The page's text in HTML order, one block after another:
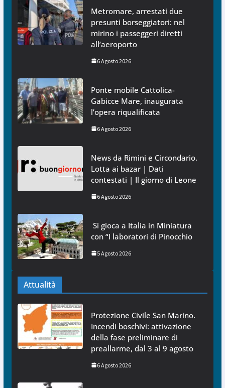
Metromare, arrestati due
presunti borseggiatori: nel
mirino i passeggeri diretti
all’aeroporto
6 Agosto 2026
Ponte mobile Cattolica-
Gabicce Mare, inaugurata
l’opera riqualificata
6 Agosto 2026
News da Rimini e Circondario.
Lotta ai bazar | Dati
contestati | Il giorno di Leone
6 Agosto 2026
Si gioca a Italia in Miniatura
con “I laboratori di Pinocchio
5 Agosto 2026
Attualità
Protezione Civile San Marino.
Incendi boschivi: attivazione
della fase preliminare di
preallarme, dal 3 al 9 agosto
6 Agosto 2026